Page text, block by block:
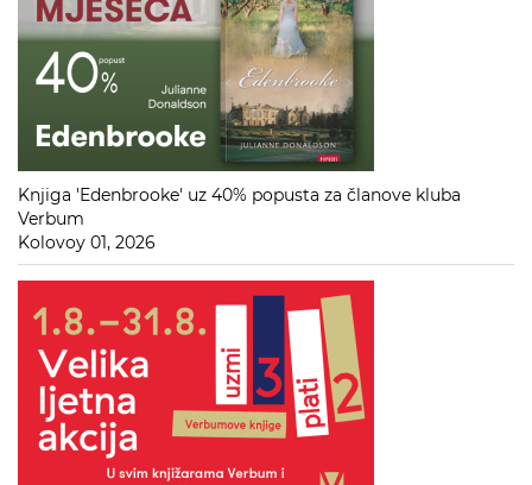
Knjiga 'Edenbrooke' uz 40% popusta za članove kluba
Verbum
Kolovoy 01, 2026